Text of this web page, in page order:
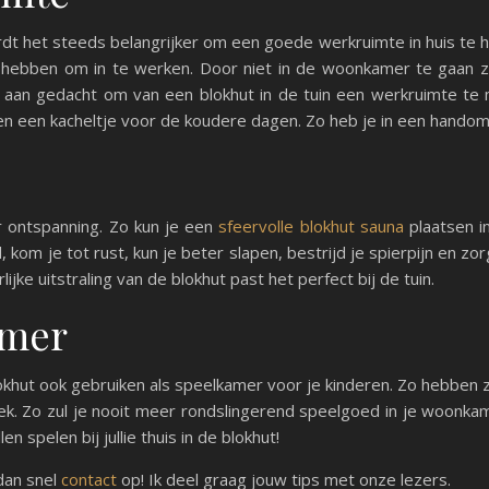
het steeds belangrijker om een goede werkruimte in huis te
om in te werken. Door niet in de woonkamer te gaan
gedacht om van een blokhut in de tuin een werkruimte
een kacheltje voor de koudere dagen. Zo heb je in een
Zo kun je een sfeervolle blokhut sauna plaatsen
je tot rust, kun je beter slapen, bestrijd je spierpijn en
uitstraling van de blokhut past het perfect bij de tuin.
ook gebruiken als speelkamer voor je kinderen. Zo hebben
Zo zul je nooit meer rondslingerend speelgoed in je
spelen bij jullie thuis in de blokhut!
snel contact op! Ik deel graag jouw tips met onze lezers.